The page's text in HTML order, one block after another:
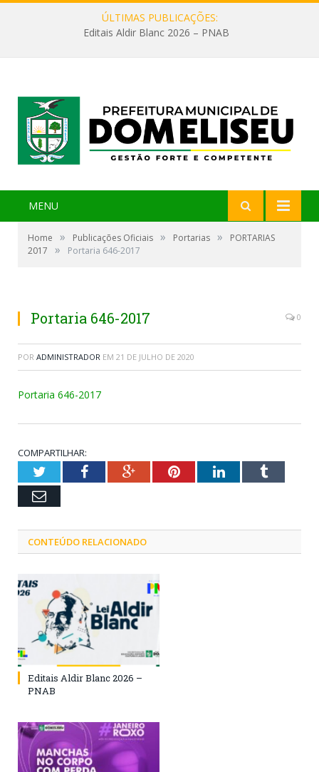
ÚLTIMAS PUBLICAÇÕES:
Editais Aldir Blanc 2026 – PNAB
MENU
Home » Publicações Oficiais » Portarias »
PORTARIAS
2017
» Portaria 646-2017
Portaria 646-2017 0
POR ADMINISTRADOR EM 21 DE JULHO DE 2020
Portaria 646-2017
COMPARTILHAR:
TwitterFacebookGoogle+PinterestLinkedInTumblr
Email
CONTEÚDO RELACIONADO
Editais Aldir Blanc 2026 –
PNAB